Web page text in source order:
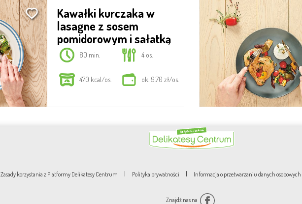
Kawałki kurczaka w
lasagne z sosem
pomidorowym i sałatką
80 min. 4 os.
470 kcal/os. ok. 9.70 zł/os.
Zasady korzystania z Platformy Delikatesy Centrum | Polityka prywatności | Informacja o przetwarzaniu danych osobowych
Znajdź nas na